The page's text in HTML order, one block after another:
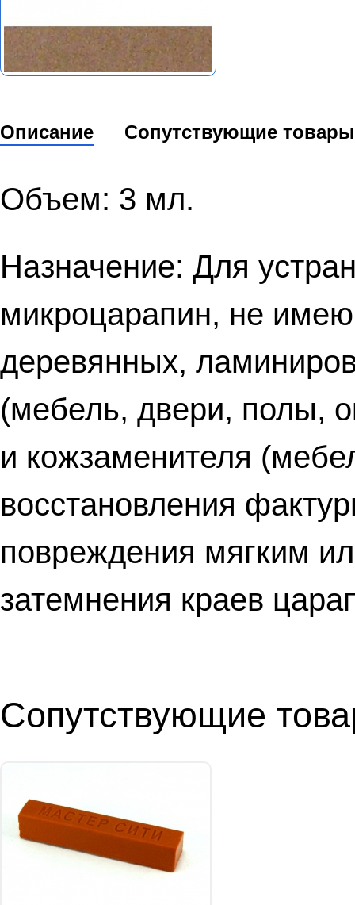
Описание Сопутствующие товары
Объем: 3 мл.
Назначение: Для
микроцарапин, не
деревянных,
(мебель, двери, полы,
и кожзаменителя
восстановления
повреждения мягким
затемнения краев
Сопутствующие